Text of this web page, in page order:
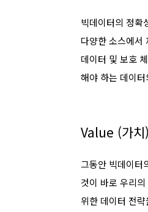
빅데이터의 정확
다양한 소스에서
데이터 및 보호
해야 하는 데이
Value (가치)
그동안 빅데이터
것이 바로 우리
위한 데이터 전